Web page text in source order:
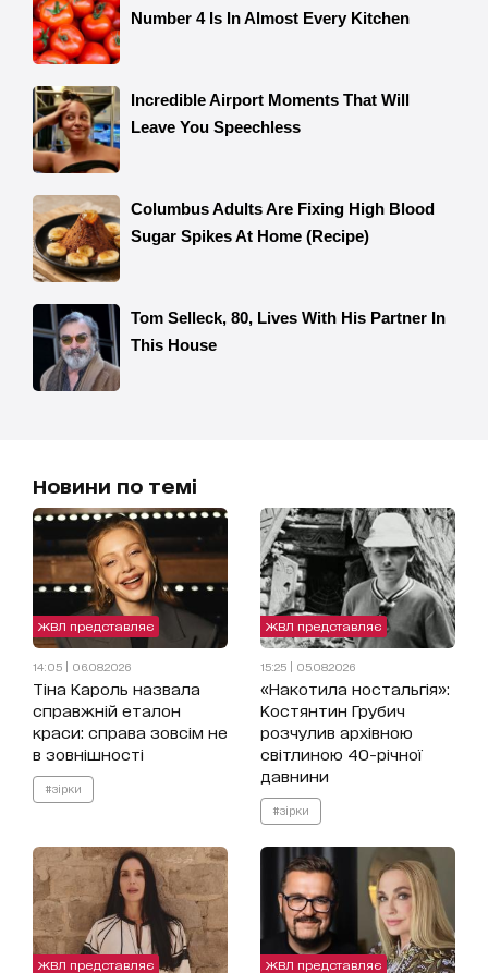
Новини по темі
ЖВЛ представляє
14:05 | 06.08.2026
Тіна Кароль назвала
справжній еталон
краси: справа зовсім не
в зовнішності
#зірки
ЖВЛ представляє
15:25 | 05.08.2026
«Накотила ностальгія»:
Костянтин Грубич
розчулив архівною
світлиною 40-річної
давнини
#зірки
ЖВЛ представляє ЖВЛ представляє